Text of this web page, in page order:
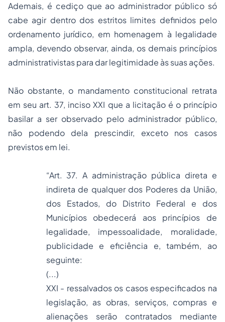
Ademais, é cediço que ao administrador público só
cabe agir dentro dos estritos limites definidos pelo
ordenamento jurídico, em homenagem à legalidade
ampla, devendo observar, ainda, os demais princípios
administrativistas para dar legitimidade às suas ações.
Não obstante, o mandamento constitucional retrata
em seu art. 37, inciso XXI que a licitação é o princípio
basilar a ser observado pelo administrador público,
não podendo dela prescindir, exceto nos casos
previstos em lei.
“Art. 37. A administração pública direta e
indireta de qualquer dos Poderes da União,
dos Estados, do Distrito Federal e dos
Municípios obedecerá aos princípios de
legalidade, impessoalidade, moralidade,
publicidade e eficiência e, também, ao
seguinte:
(...)
XXI - ressalvados os casos especificados na
legislação, as obras, serviços, compras e
alienações serão contratados mediante